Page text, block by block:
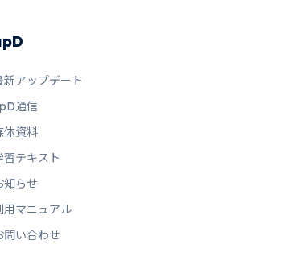
新アップデート
通信
体資料
習テキスト
知らせ
用マニュアル
問い合わせ